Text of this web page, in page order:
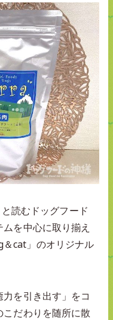
と読むドッグフード
を中心に取り揃え
cat」のオリジナル
力を引き出す」をコ
だわりを随所に散